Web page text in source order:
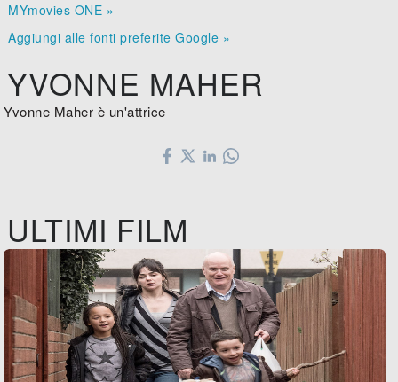
MYmovies ONE »
Aggiungi alle fonti preferite Google »
YVONNE MAHER
Yvonne Maher è un'attrice
ULTIMI FILM